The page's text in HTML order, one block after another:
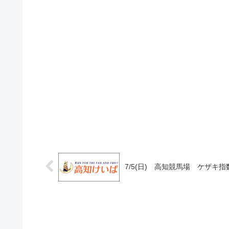
7/5(日) 高知競馬場 ケザキ指